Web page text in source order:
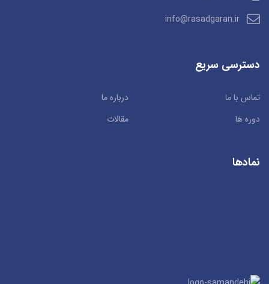
info@rasadgaran.ir
دسترسی سریع
تماس با ما
درباره ما
دوره ها
مقالات
نمادها
© 2019. راستچین سازی توسط